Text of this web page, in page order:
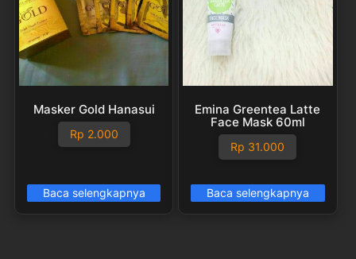
Masker Gold Hanasui
Rp 2.000
Baca selengkapnya
Emina Greentea Latte
Face Mask 60ml
Rp 31.000
Baca selengkapnya